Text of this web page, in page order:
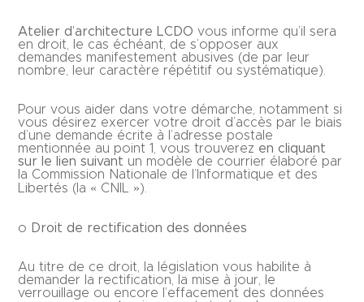
Atelier d’architecture LCDO vous informe qu’il sera
en droit, le cas échéant, de s’opposer aux
demandes manifestement abusives (de par leur
nombre, leur caractère répétitif ou systématique).
Pour vous aider dans votre démarche, notamment si
vous désirez exercer votre droit d’accès par le biais
d’une demande écrite à l’adresse postale
mentionnée au point 1, vous trouverez en cliquant
sur le lien suivant un modèle de courrier élaboré par
la Commission Nationale de l’Informatique et des
Libertés (la « CNIL »).
o Droit de rectification des données
Au titre de ce droit, la législation vous habilite à
demander la rectification, la mise à jour, le
verrouillage ou encore l’effacement des données